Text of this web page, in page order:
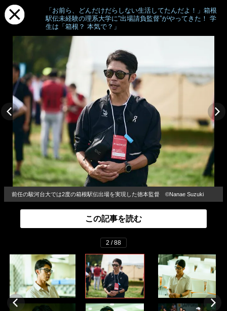
「お前ら、どんだけだらしない生活してたんだよ！」箱根
駅伝未経験の理系大学に“出場請負監督”がやってきた！ 学
生は「箱根？ 本気で？」
前任の駿河台大では2度の箱根駅伝出場を実現した徳本監督 ©Nanae Suzuki
この記事を読む
2 / 88